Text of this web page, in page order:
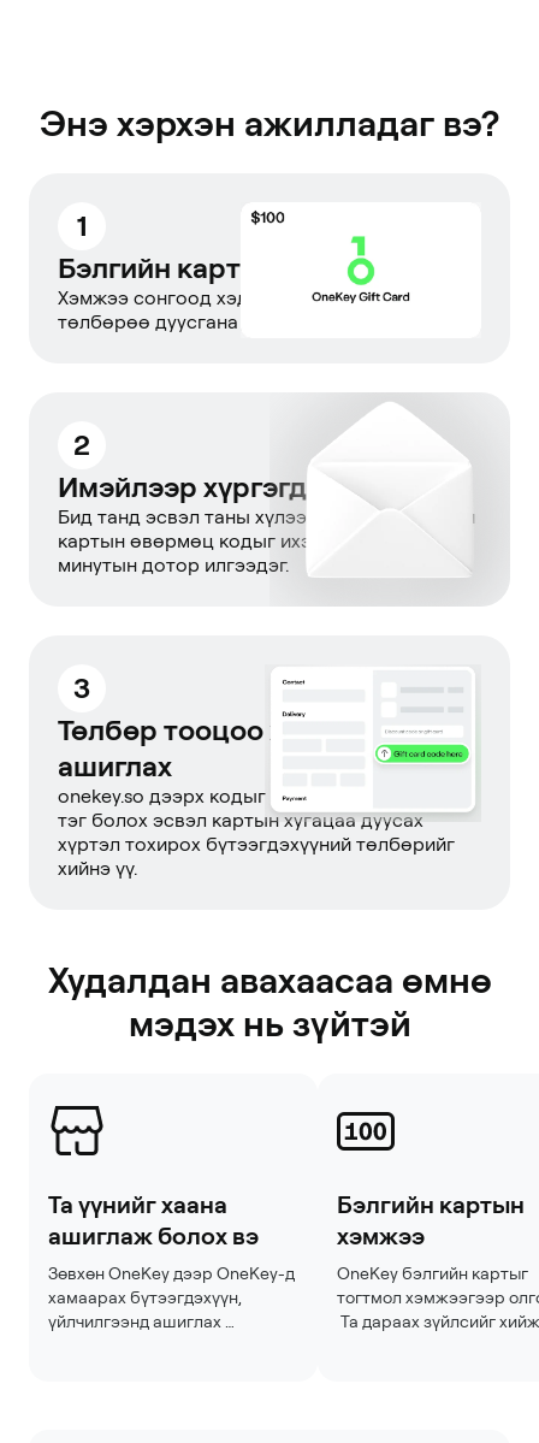
Энэ хэрхэн ажилладаг вэ?
1
Бэлгийн карт худалдаж авах
Хэмжээ сонгоод хэдхэн секундын дотор
төлбөрөө дуусгана уу.
2
Имэйлээр хүргэгдсэн
Бид танд эсвэл таны хүлээн авагчид бэлгийн
картын өвөрмөц кодыг ихэвчлэн хэдхэн
минутын дотор илгээдэг.
3
Төлбөр тооцоо хийх үед
ашиглах
onekey.so дээрх кодыг оруулаад үлдэгдэл
тэг болох эсвэл картын хугацаа дуусах
хүртэл тохирох бүтээгдэхүүний төлбөрийг
хийнэ үү.
Худалдан авахаасаа өмнө
мэдэх нь зүйтэй
Та үүнийг хаана
ашиглаж болох вэ
Зөвхөн OneKey дээр OneKey-д
хамаарах бүтээгдэхүүн,
үйлчилгээнд ашиглах
Бэлгийн картын
хэмжээ
OneKey бэлгийн картыг
тогтмол хэмжээгээр
Та дараах зүйлсийг хийж